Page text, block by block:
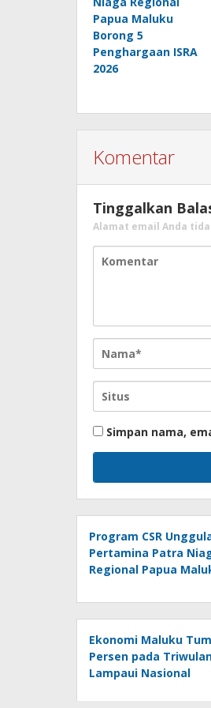
Papua Maluku
Borong 5
Penghargaan ISRA
2026
Komentar
Tinggalkan
Alamat email Anda
Simpan nama,
Program CSR
Pertamina Patra
Regional Papua
2026
Ekonomi Maluku
Persen pada
Lampaui Nasional